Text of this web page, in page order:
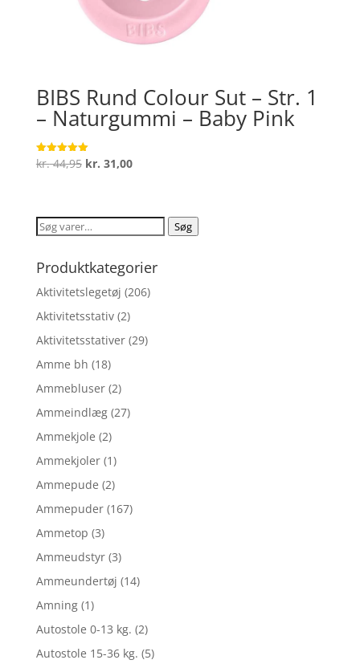
BIBS Rund Colour Sut – Str. 1
– Naturgummi – Baby Pink
Vurderet
5
kr.44,95 Den
var:
kr. 44,95.
kr. 31,00Den
er:
kr. 31,00.
Søg
Søg
Produktkategorier
Aktivitetslegetøj (206)
Aktivitetsstativ (2)
Aktivitetsstativer (29)
Amme bh (18)
Ammebluser (2)
Ammeindlæg (27)
Ammekjole (2)
Ammekjoler (1)
Ammepude (2)
Ammepuder (167)
Ammetop (3)
Ammeudstyr (3)
Ammeundertøj (14)
Amning (1)
Autostole 0-13 kg. (2)
Autostole 15-36 kg. (5)